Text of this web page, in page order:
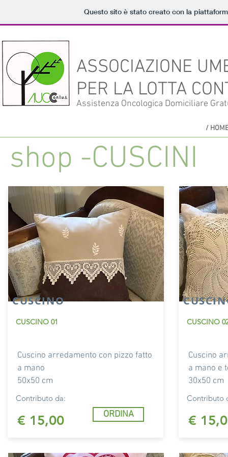
Questo sito è stato creato con la
ASSOCIAZIONE
PER LA LOTTA
Assistenza Oncologica Domiciliare
/
shop -CUSCINI
CUSCINO
CUSCINO 01
Cuscino arredamento con pizzo fatto
a mano
50x50 cm
Contributo da:
€ 15,00 ORDINA
CUSCINO
Cuscino
a mano e
30x50 cm
Contributo
€